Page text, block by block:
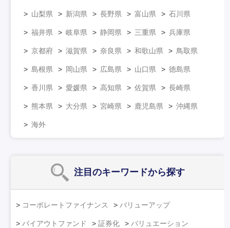
山梨県 新潟県 長野県 富山県 石川県
福井県 岐阜県 静岡県 三重県 兵庫県
京都府 滋賀県 奈良県 和歌山県 鳥取県
島根県 岡山県 広島県 山口県 徳島県
香川県 愛媛県 高知県 佐賀県 長崎県
熊本県 大分県 宮崎県 鹿児島県 沖縄県
海外
注目のキーワードから探す
コーポレートファイナンス バリューアップ
バイアウトファンド 証券化 バリュエーション